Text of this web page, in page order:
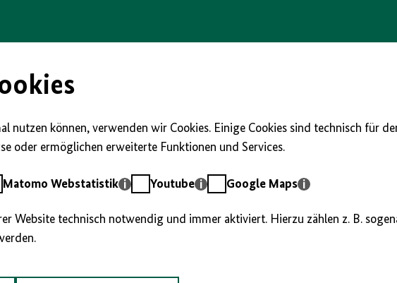
nutzen können, verwenden wir Cookies. Einige Cookies sind technisch für
oder ermöglichen erweiterte Funktionen und Services.
Matomo Webstatistik YoutubeYoutube
GoogleGoogle Maps
Website technisch notwendig und immer aktiviert. Hierzu zählen z. B.